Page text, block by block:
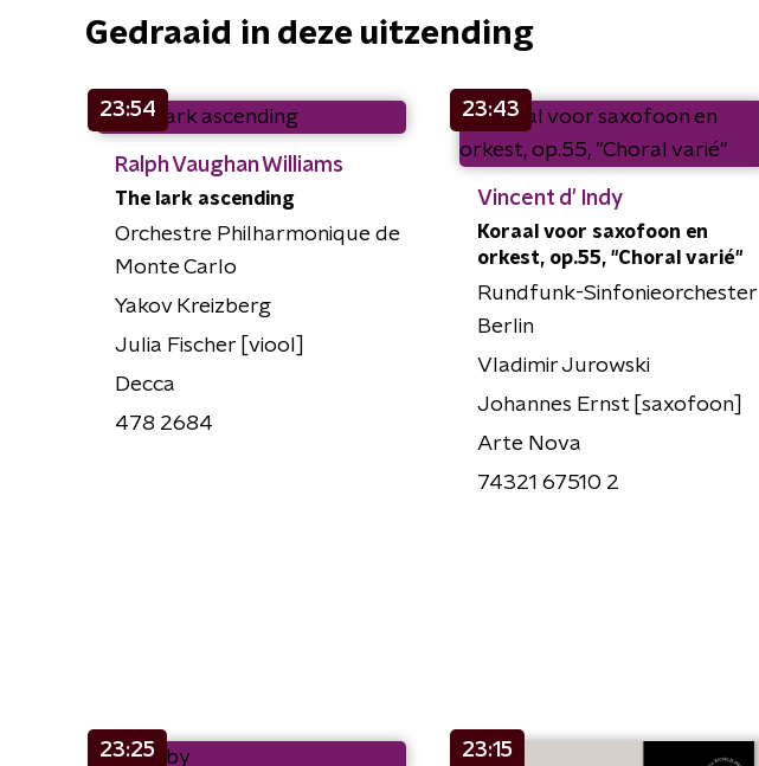
Gedraaid in deze uitzending
23:54
Ralph Vaughan Williams
The lark ascending
Orchestre Philharmonique de
Monte Carlo
Yakov Kreizberg
Julia Fischer [viool]
Decca
478 2684
23:43
Vincent d' Indy
Koraal voor saxofoon en
orkest, op.55, "Choral varié"
Rundfunk-Sinfonieorchester
Berlin
Vladimir Jurowski
Johannes Ernst [saxofoon]
Arte Nova
74321 67510 2
23:25 23:15